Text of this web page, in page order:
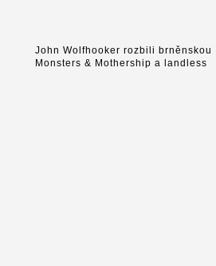
John Wolfhooker rozbili brněnskou
Monsters & Mothership a landless